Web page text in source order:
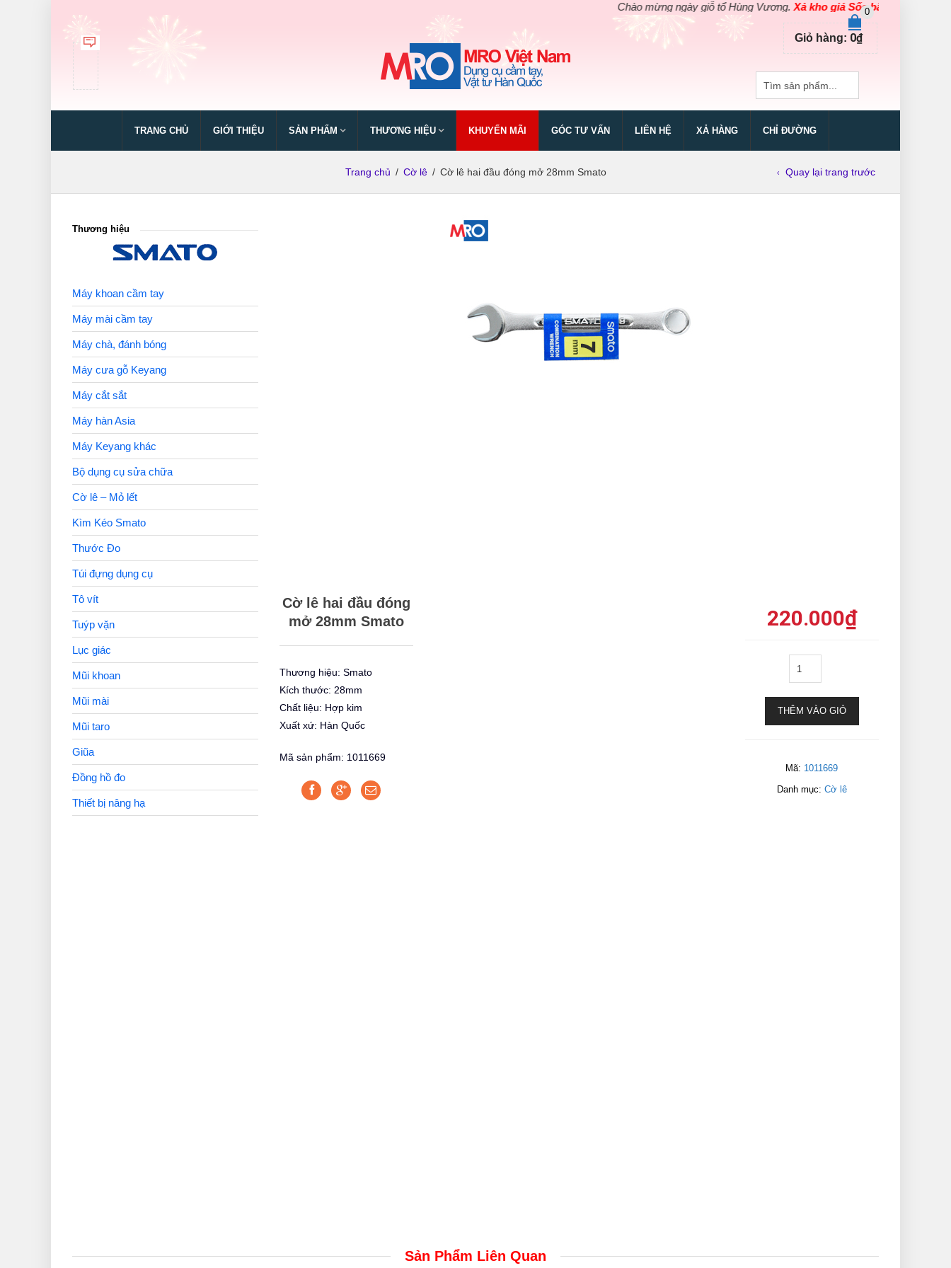
Chào mừng ngày giỗ tổ Hùng Vương.Xả kho giá Sốc bằng giá Gốc
0
Giỏ hàng: 0₫
TRANG CHỦ GIỚI THIỆU SẢN PHẨM THƯƠNG HIỆU KHUYẾN MÃI GÓC TƯ VẤN LIÊN HỆ XẢ HÀNG CHỈ ĐƯỜNG
Trang chủ / Cờ lê / Cờ lê hai đầu đóng mở 28mm Smato Quay lại trang trước
Cờ lê hai đầu đóng
mở 28mm Smato
Thương hiệu: Smato
Kích thước: 28mm
Chất liệu: Hợp kim
Xuất xứ: Hàn Quốc
Mã sản phẩm: 1011669
220.000₫
THÊM VÀO GIỎ
Mã: 1011669
Danh mục: Cờ lê
Thương hiệu
Máy khoan cầm tay
Máy mài cầm tay
Máy chà, đánh bóng
Máy cưa gỗ Keyang
Máy cắt sắt
Máy hàn Asia
Máy Keyang khác
Bộ dụng cụ sửa chữa
Cờ lê – Mỏ lết
Kìm Kéo Smato
Thước Đo
Túi đựng dụng cụ
Tô vít
Tuýp vặn
Lục giác
Mũi khoan
Mũi mài
Mũi taro
Giũa
Đồng hồ đo
Thiết bị nâng hạ
Sản Phẩm Liên Quan